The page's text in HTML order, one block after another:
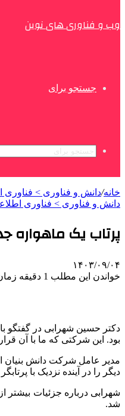
وب و فناوری های نوین
جستجو برای
خانه/دانش و فناوری > فناوری
دانش و فناوری > فناوری
پرتاب یک‌ ماهواره
۱۴۰۳/۰۹/۰۴
خواندن این مطلب 1 دقیقه زمان میبرد
دکتر حسین شهرابی در گفتگو
بود. این شرکتی که ما با آن
مدیر عامل شرکت دانش بنیان
دیگر را در آینده نزدیک با
شهرابی درباره جزئیات
شد.